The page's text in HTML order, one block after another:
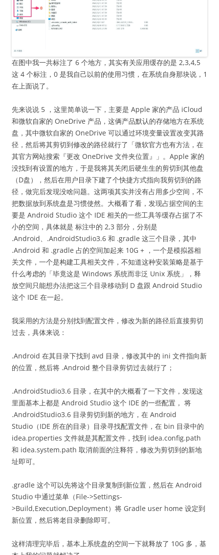
在图中我一共标注了 6 个地方，其实有关应用缓存的是 2,3,4,5
这 4 个标注，0 是我自己以前的使用习惯，在系统自身那块说，1
在上面说了。
先来说说 5 ，这里简单说一下，主要是 Apple 家的产品 iCloud
和微软自家的 OneDrive 产品，这俩产品默认的存储地方在系统
盘，其中微软自家的 OneDrive 可以通过环境变量设置改变其路
径，然后将其剪切到修改的路径就行了「微软官方也有方法，在
其官方网站搜索『更改 OneDrive 文件夹位置』」。Apple 家的
没找到有设置的地方，于是我将其关闭后硬生生的剪切到其他盘
（D盘），然后在用户目录下建了个快捷方式指向我剪切到的路
径，做完后发现没啥问题。这两项其实并没有占用多少空间，不
把数据放到系统盘是习惯使然。大概看了看，发现占据空间的主
要是 Android Studio 这个 IDE 相关的一些工具等缓存占据了不
小的空间，具体就是 标注中的 2,3 部分，分别是
.Android、.AndroidStudio3.6 和 .gradle 这三个目录，其中
.Android 和 .gradle 占的空间加起来 10G + ，一个是模拟器相
关文件，一个是构建工具相关文件，不知道这种安装策略是基于
什么考虑的「毕竟这是 Windows 系统而非泛 Unix 系统」，释
放空间只能想办法把这三个目录移动到 D 盘跟 Android Studio
这个 IDE 在一起。
我采用的方法是分别找到配置文件，修改为新的路径后直接剪切
过去，具体来说：
.Android 在其目录下找到 avd 目录，修改其中的 ini 文件指向新
的位置，然后将 .Android 整个目录剪切过去就行了；
.AndroidStudio3.6 目录，在其中的大概看了一下文件，发现这
里面基本上都是 Android Studio 这个 IDE 的一些配置， 将
.AndroidStudio3.6 目录剪切到新的地方，在 Android
Studio（IDE 所在的目录）目录寻找配置文件，在 bin 目录中的
idea.properties 文件就是其配置文件，找到 idea.config.path
和 idea.system.path 取消前面的注释符，修改为剪切到的新地
址即可。
.gradle 这个可以先将这个目录复制到新位置，然后在 Android
Studio 中通过菜单（File->Settings-
>Build,Execution,Deployment）将 Gradle user home 设定到
新位置，然后将老目录删除即可。
这样清理完毕后，基本上系统盘的空间一下就释放了 10G 多，基